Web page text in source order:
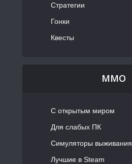
Стратегии
Гонки
Квесты
MMO
С открытым миром
Для слабых ПК
Симуляторы выживания
Лучшие в Steam